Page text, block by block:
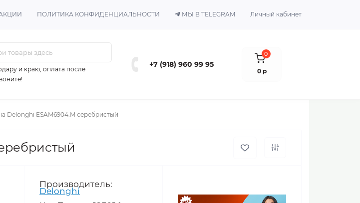
ПОЛИТИКА КОНФИДЕНЦИАЛЬНОСТИ МЫ В TELEGRAM Личный кабинет
и краю, оплата после
+7 (918) 960 99 95
0
0 р
Delonghi ESAM6904.M серебристый
Производитель:
Delonghi